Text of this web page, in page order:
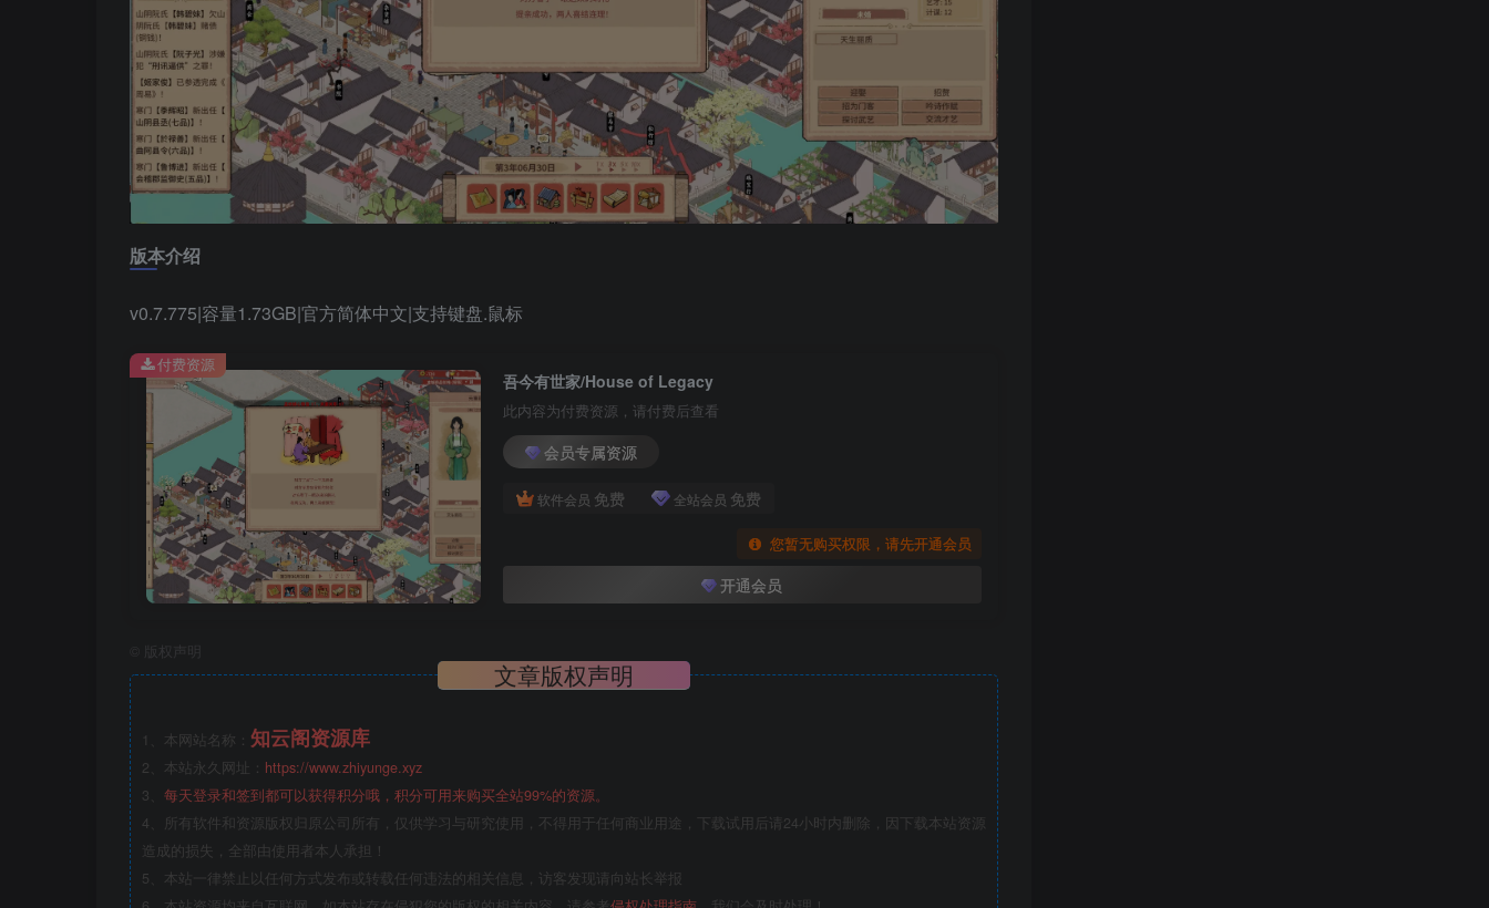
版本介绍
v0.7.775|容量1.73GB|官方简体中文|支持键盘.鼠标
吾今有世家/House of Legacy
此内容为付费资源，请付费后查看
会员专属资源
软件会员 免费 全站会员 免费
您暂无购买权限，请先开通会员
开通会员
付费资源
版权声明
文章版权声明
1、本网站名称： 知云阁资源库
2、本站永久网址： https://www.zhiyunge.xyz
3、 每天登录和签到都可以获得积分哦，积分可用来购买全站99%的资源。
4、所有软件和资源版权归原公司所有，仅供学习与研究使用，不得用于任何商业用途，下载试用后请24小时内删除，因下载本站资源
造成的损失，全部由使用者本人承担！
5、本站一律禁止以任何方式发布或转载任何违法的相关信息，访客发现请向站长举报